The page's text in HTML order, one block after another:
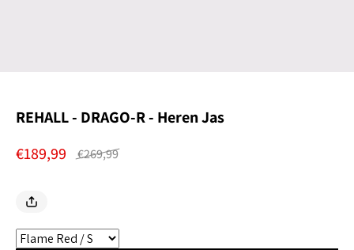
REHALL - DRAGO-R - Heren Jas
€189,99
€269,99